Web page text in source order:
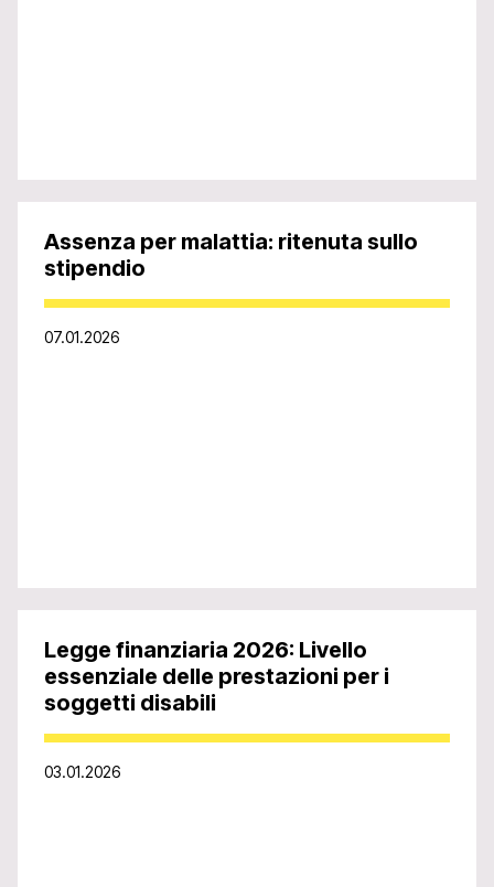
Assenza per malattia: ritenuta sullo
stipendio
07.01.2026
Legge finanziaria 2026: Livello
essenziale delle prestazioni per i
soggetti disabili
03.01.2026